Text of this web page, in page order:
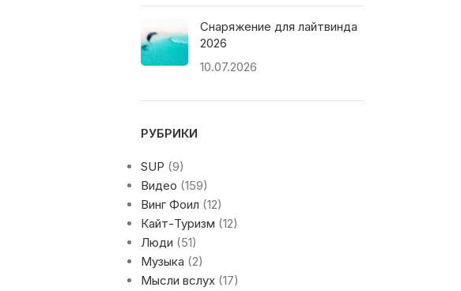
Снаряжение для лайтвинда
2026
10.07.2026
РУБРИКИ
SUP (9)
Видео (159)
Винг Фоил (12)
Кайт-Туризм (12)
Люди (51)
Музыка (2)
Мысли вслух(17)